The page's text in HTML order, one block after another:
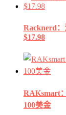
Racknerd：
$17.98
RAKsmart
100美金